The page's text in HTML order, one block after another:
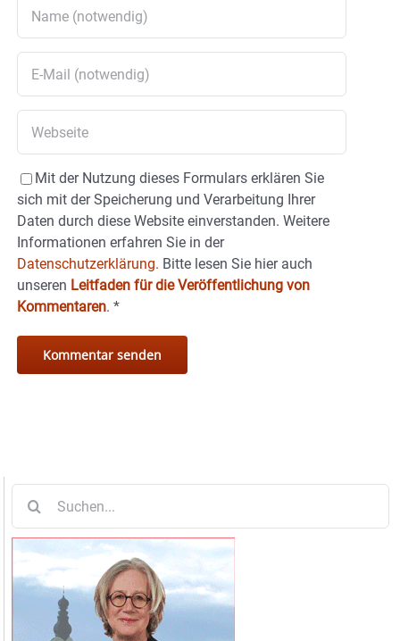
Mit der Nutzung dieses Formulars erklären Sie
sich mit der Speicherung und Verarbeitung Ihrer
Daten durch diese Website einverstanden. Weitere
Informationen erfahren Sie in der
Datenschutzerklärung. Bitte lesen Sie hier auch
unseren Leitfaden für die Veröffentlichung von
Kommentaren. *
nach: